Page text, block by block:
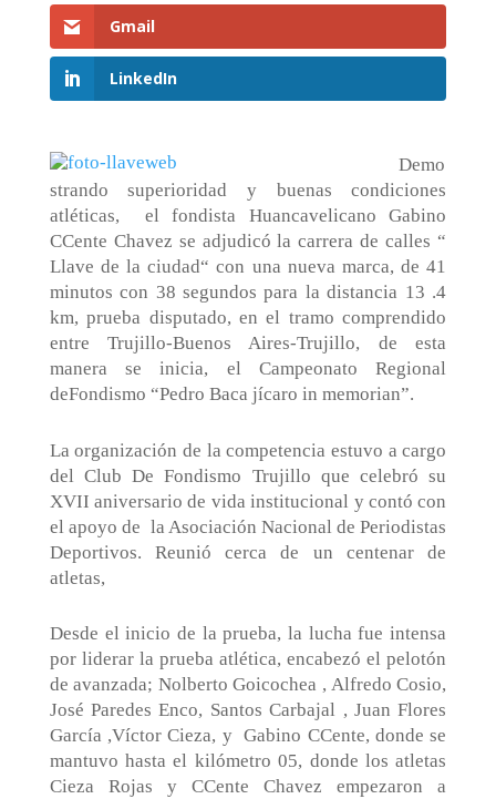
Gmail
LinkedIn
Demo
strando superioridad y buenas condiciones
atléticas,
el fondista Huancavelicano Gabino
CCente Chavez se adjudicó la carrera de calles “
Llave de la ciudad“ con una nueva marca, de 41
minutos con 38 segundos para la distancia 13 .4
km, prueba disputado, en el tramo comprendido
entre Trujillo-Buenos Aires-Trujillo, de esta
manera se inicia, el Campeonato Regional
deFondismo “Pedro Baca jícaro in memorian”.
La organización de la competencia estuvo a cargo
del Club De Fondismo Trujillo que celebró su
XVII aniversario de vida institucional y contó con
el apoyo de la Asociación Nacional de Periodistas
Deportivos. Reunió cerca de un centenar de
atletas,
Desde el inicio de la prueba, la lucha fue intensa
por liderar la prueba atlética, encabezó el pelotón
de avanzada; Nolberto Goicochea , Alfredo Cosio,
José Paredes Enco, Santos Carbajal , Juan Flores
García ,Víctor Cieza, y Gabino CCente, donde se
mantuvo hasta el kilómetro 05, donde los atletas
Cieza Rojas y CCente Chavez empezaron a